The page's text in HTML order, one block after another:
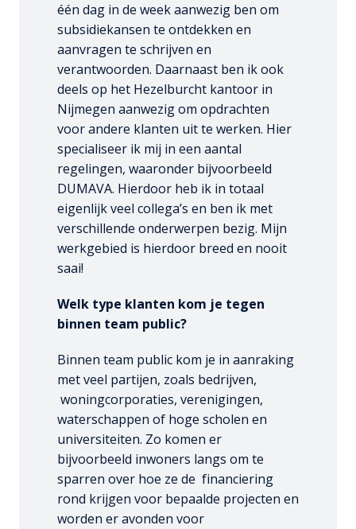
één dag in de week aanwezig ben om
subsidiekansen te ontdekken en
aanvragen te schrijven en
verantwoorden. Daarnaast ben ik ook
deels op het Hezelburcht kantoor in
Nijmegen aanwezig om opdrachten
voor andere klanten uit te werken. Hier
specialiseer ik mij in een aantal
regelingen, waaronder bijvoorbeeld
DUMAVA. Hierdoor heb ik in totaal
eigenlijk veel collega’s en ben ik met
verschillende onderwerpen bezig. Mijn
werkgebied is hierdoor breed en nooit
saai!
Welk type klanten kom je tegen
binnen team public?
Binnen team public kom je in aanraking
met veel partijen, zoals bedrijven,
woningcorporaties, verenigingen,
waterschappen of hoge scholen en
universiteiten. Zo komen er
bijvoorbeeld inwoners langs om te
sparren over hoe ze de  financiering
rond krijgen voor bepaalde projecten en
worden er avonden voor